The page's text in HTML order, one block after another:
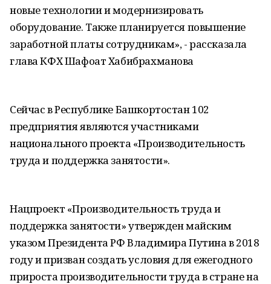
новые технологии и модернизировать
оборудование. Также планируется повышение
заработной платы сотрудникам», - рассказала
глава КФХ Шафоат Хабибрахманова
Сейчас в Республике Башкортостан 102
предприятия являются участниками
национального проекта «Производительность
труда и поддержка занятости».
Нацпроект «Производительность труда и
поддержка занятости» утвержден майским
указом Президента РФ Владимира Путина в 2018
году и призван создать условия для ежегодного
прироста производительности труда в стране на